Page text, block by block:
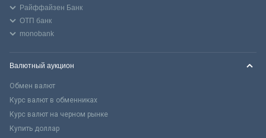
Райффайзен Банк
ОТП банк
monobank
Валютный аукцион
Обмен валют
Курс валют в обменниках
Курс валют на черном рынке
Купить доллар